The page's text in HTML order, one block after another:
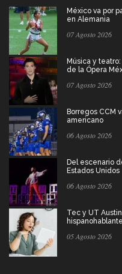
México va por
en Alemania
07 Agosto 2026
Música y
de la Ópera
07 Agosto 2026
Borregos CCM
americano
06 Agosto 2026
Del escenario
Estados Unidos
06 Agosto 2026
Tec y UT
05 Agosto 2026